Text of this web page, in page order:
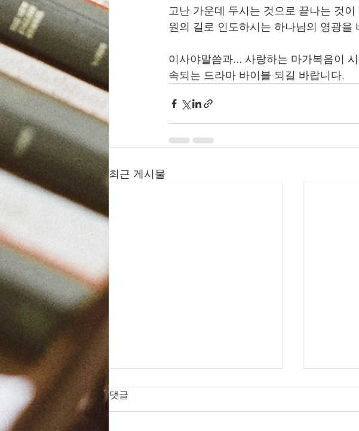
고난 가운데 두시는 것으로 끝나는 것
원의 길로 인도하시는 하나님의 영광
이사야말씀과... 사랑하는 마가복음이
속되는 드라마 바이블 되길 바랍니다.
최근 게시물
댓글